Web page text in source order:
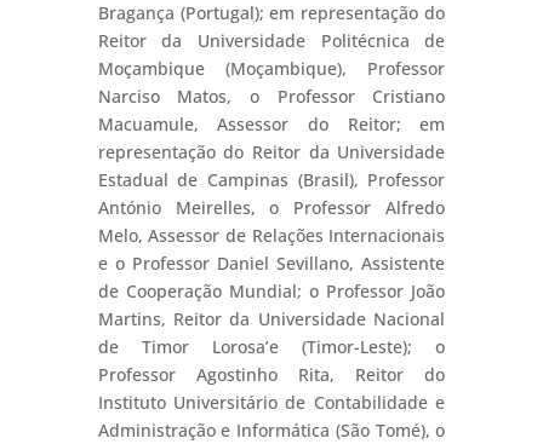
Bragança (Portugal); em representação do
Reitor da Universidade Politécnica de
Moçambique (Moçambique), Professor
Narciso Matos, o Professor Cristiano
Macuamule, Assessor do Reitor; em
representação do Reitor da Universidade
Estadual de Campinas (Brasil), Professor
António Meirelles, o Professor Alfredo
Melo, Assessor de Relações Internacionais
e o Professor Daniel Sevillano, Assistente
de Cooperação Mundial; o Professor João
Martins, Reitor da Universidade Nacional
de Timor Lorosa’e (Timor-Leste); o
Professor Agostinho Rita, Reitor do
Instituto Universitário de Contabilidade e
Administração e Informática (São Tomé), o